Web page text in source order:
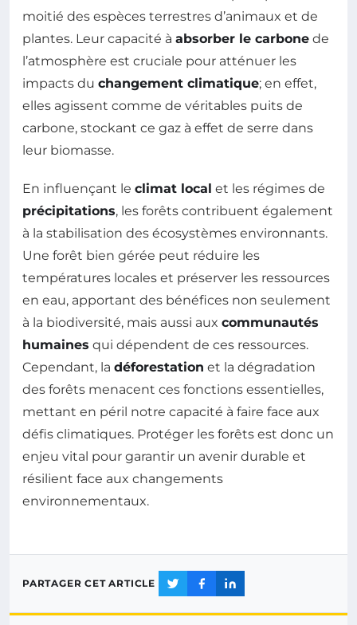
moitié des espèces terrestres d’animaux et de
plantes. Leur capacité à absorber le carbone de
l’atmosphère est cruciale pour atténuer les
impacts du changement climatique; en effet,
elles agissent comme de véritables puits de
carbone, stockant ce gaz à effet de serre dans
leur biomasse.
En influençant le climat local et les régimes de
précipitations, les forêts contribuent également
à la stabilisation des écosystèmes environnants.
Une forêt bien gérée peut réduire les
températures locales et préserver les ressources
en eau, apportant des bénéfices non seulement
à la biodiversité, mais aussi aux communautés
humaines qui dépendent de ces ressources.
Cependant, la déforestation et la dégradation
des forêts menacent ces fonctions essentielles,
mettant en péril notre capacité à faire face aux
défis climatiques. Protéger les forêts est donc un
enjeu vital pour garantir un avenir durable et
résilient face aux changements
environnementaux.
PARTAGER CET ARTICLE